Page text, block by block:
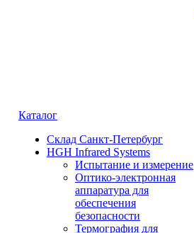
Каталог
Cклад Санкт-Петербург
HGH Infrared Systems
Испытание и измерение
Оптико-электронная
аппаратура для
обеспечения
безопасности
Термография для